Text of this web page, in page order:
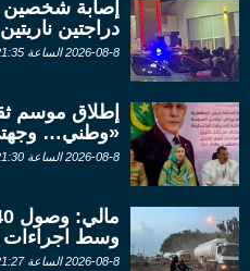
إصابة
دراجتين
2026-08-8 الساعة 21:35
إطلاق موسم
«وطني…
2026-08-8 الساعة 21:30
وسط اجراءات
2026-08-8 الساعة 21:27